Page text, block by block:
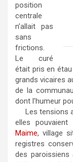
position
centrale
n’allait pas
sans
frictions.
Le curé
était pris en
grands vicaires
de la
dont l’humeur
Les tensions
elles
Maime, village
registres
des paroissiens